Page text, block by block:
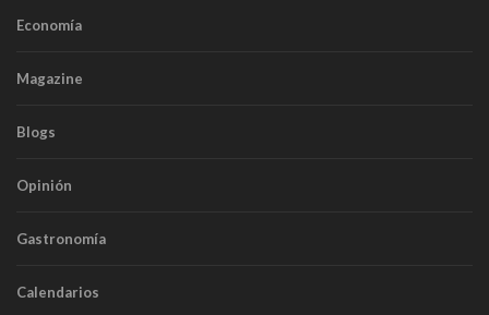
Economía
Magazine
Blogs
Opinión
Gastronomía
Calendarios